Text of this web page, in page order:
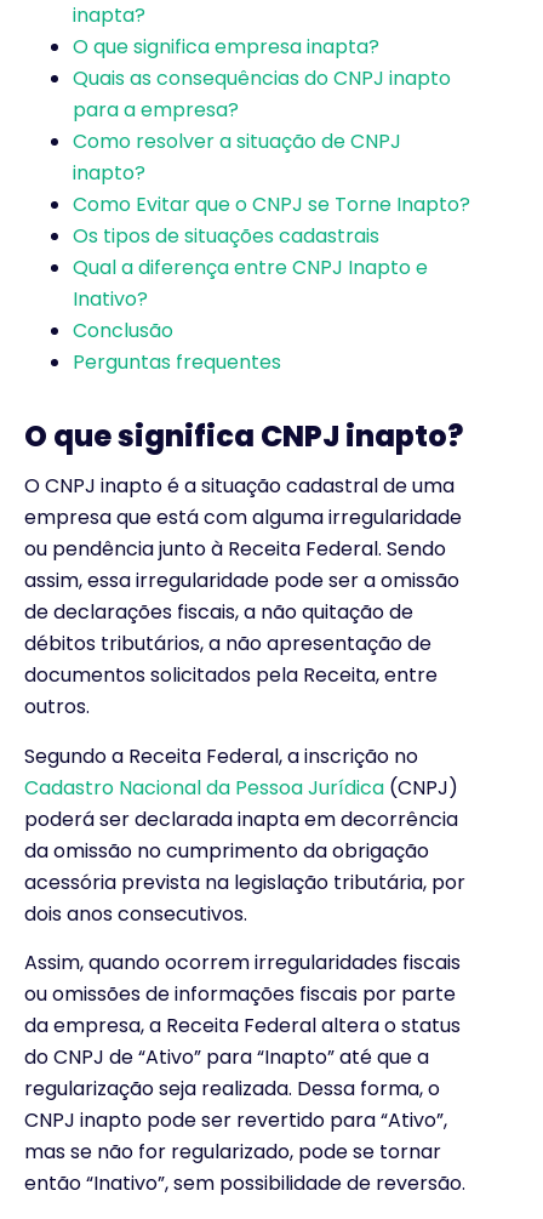
inapta?
O que significa empresa inapta?
Quais as consequências do CNPJ inapto
para a empresa?
Como resolver a situação de CNPJ
inapto?
Como Evitar que o CNPJ se Torne Inapto?
Os tipos de situações cadastrais
Qual a diferença entre CNPJ Inapto e
Inativo?
Conclusão
Perguntas frequentes
O que significa CNPJ inapto?
O CNPJ inapto é a situação cadastral de uma
empresa que está com alguma irregularidade
ou pendência junto à Receita Federal. Sendo
assim, essa irregularidade pode ser a omissão
de declarações fiscais, a não quitação de
débitos tributários, a não apresentação de
documentos solicitados pela Receita, entre
outros.
Segundo a Receita Federal, a inscrição no
Cadastro Nacional da Pessoa Jurídica (CNPJ)
poderá ser declarada inapta em decorrência
da omissão no cumprimento da obrigação
acessória prevista na legislação tributária, por
dois anos consecutivos.
Assim, quando ocorrem irregularidades fiscais
ou omissões de informações fiscais por parte
da empresa, a Receita Federal altera o status
do CNPJ de “Ativo” para “Inapto” até que a
regularização seja realizada. Dessa forma, o
CNPJ inapto pode ser revertido para “Ativo”,
mas se não for regularizado, pode se tornar
então “Inativo”, sem possibilidade de reversão.